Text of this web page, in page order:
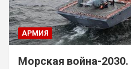
АРМИЯ
Морская война-